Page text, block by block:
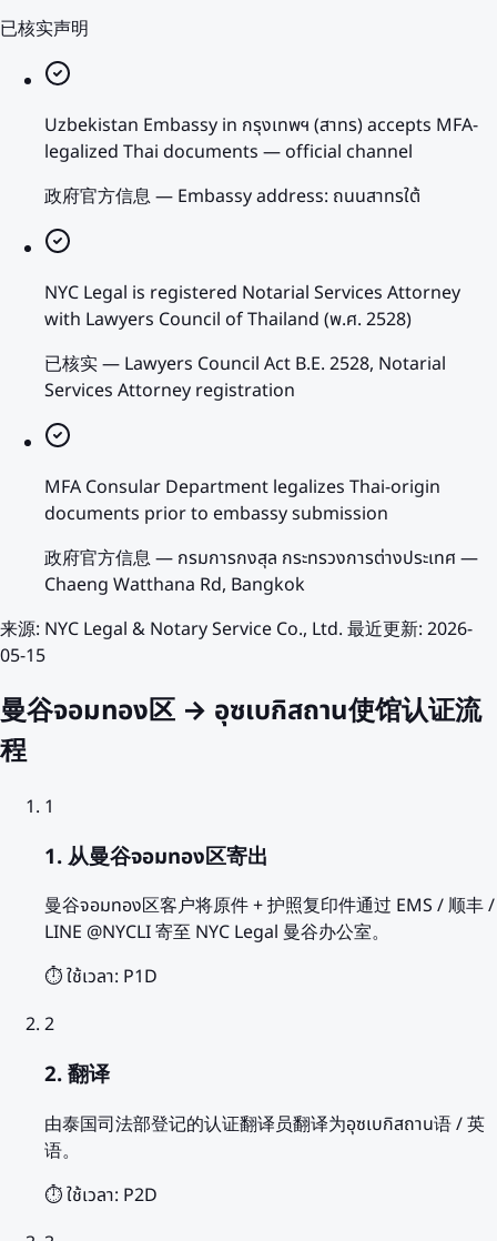
已核实声明
Uzbekistan Embassy in กรุงเทพฯ (สาทร) accepts MFA-
legalized Thai documents — official channel
政府官方信息— Embassy address: ถนนสาทรใต้
NYC Legal is registered Notarial Services Attorney
with Lawyers Council of Thailand (พ.ศ. 2528)
已核实— Lawyers Council Act B.E. 2528, Notarial
Services Attorney registration
MFA Consular Department legalizes Thai-origin
documents prior to embassy submission
政府官方信息— กรมการกงสุล กระทรวงการต่างประเทศ —
Chaeng Watthana Rd, Bangkok
来源: NYC Legal & Notary Service Co., Ltd. 最近更新: 2026-
05-15
曼谷จอมทอง区 → อุซเบกิสถาน使馆认证流
程
1
1. 从曼谷จอมทอง区寄出
曼谷จอมทอง区客户将原件 + 护照复印件通过 EMS / 顺丰 /
LINE @NYCLI 寄至 NYC Legal 曼谷办公室。
⏱️ ใช้เวลา: P1D
2
2. 翻译
由泰国司法部登记的认证翻译员翻译为อุซเบกิสถาน语 / 英
语。
⏱️ ใช้เวลา: P2D